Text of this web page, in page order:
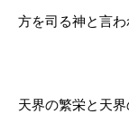
方を司る神と言わ
天界の繁栄と天界